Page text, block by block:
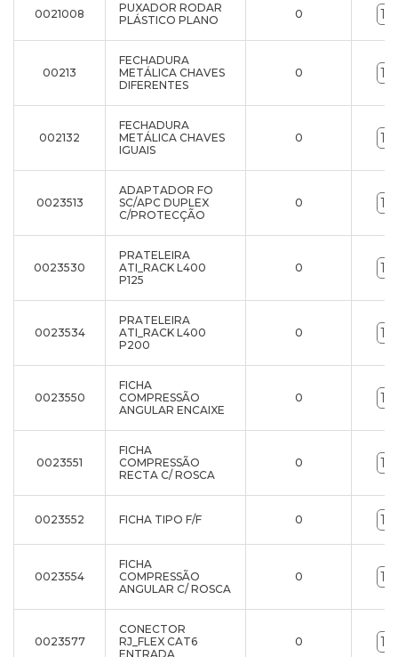
0021008
PUXADOR RODAR
PLÁSTICO PLANO
0
00213
FECHADURA
METÁLICA CHAVES
DIFERENTES
0
002132
FECHADURA
METÁLICA CHAVES
IGUAIS
0
0023513
ADAPTADOR FO
SC/APC DUPLEX
C/PROTECÇÃO
0
0023530
PRATELEIRA
ATI_RACK L400
P125
0
0023534
PRATELEIRA
ATI_RACK L400
P200
0
0023550
FICHA
COMPRESSÃO
ANGULAR ENCAIXE
0
0023551
FICHA
COMPRESSÃO
RECTA C/ ROSCA
0
0023552 FICHA TIPO F/F 0
0023554
FICHA
COMPRESSÃO
ANGULAR C/ ROSCA
0
0023577
CONECTOR
RJ_FLEX CAT6
ENTRADA
0